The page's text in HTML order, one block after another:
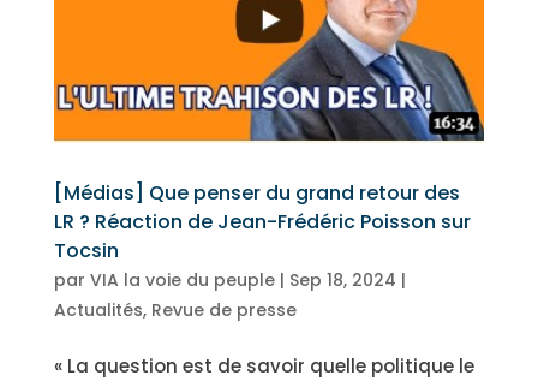
[Médias] Que penser du grand retour des
LR ? Réaction de Jean-Frédéric Poisson sur
Tocsin
par VIA la voie du peuple| Sep 18, 2024 |
Actualités, Revue de presse
« La question est de savoir quelle politique le